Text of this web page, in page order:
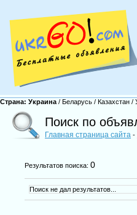
Страна: Украина / Беларусь / Казахстан /
Поиск по
Главная страница сайта -
Результатов поиска: 0
Поиск не дал результатов...